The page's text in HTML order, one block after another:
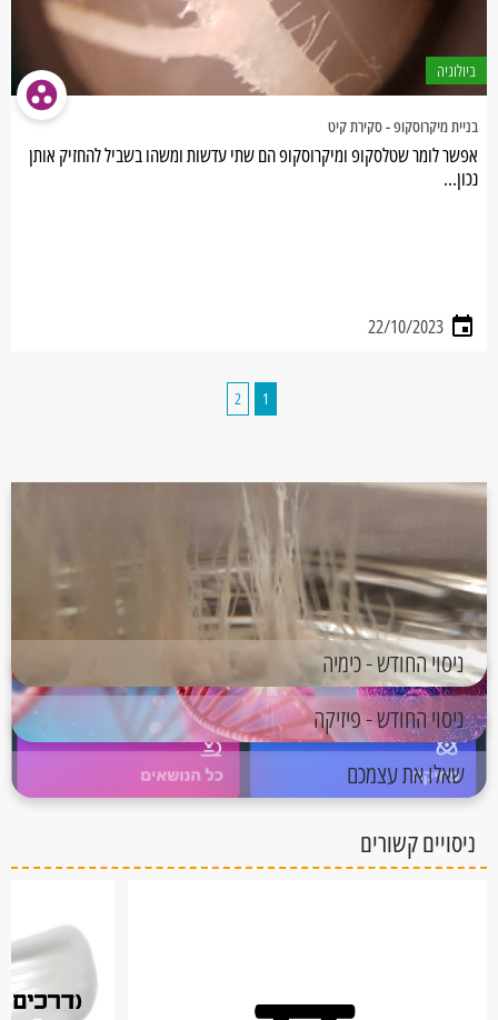
ביולוגיה
בניית מיקרוסקופ - סקירת קיט
אפשר לומר שטלסקופ ומיקרוסקופ הם שתי עדשות ומשהו בשביל להחזיק אותן
נכון...
22/10/2023
1
2
ניסוי החודש - כימיה
ניסוי החודש - פיזיקה
שאלו את עצמכם
ניסויים קשורים